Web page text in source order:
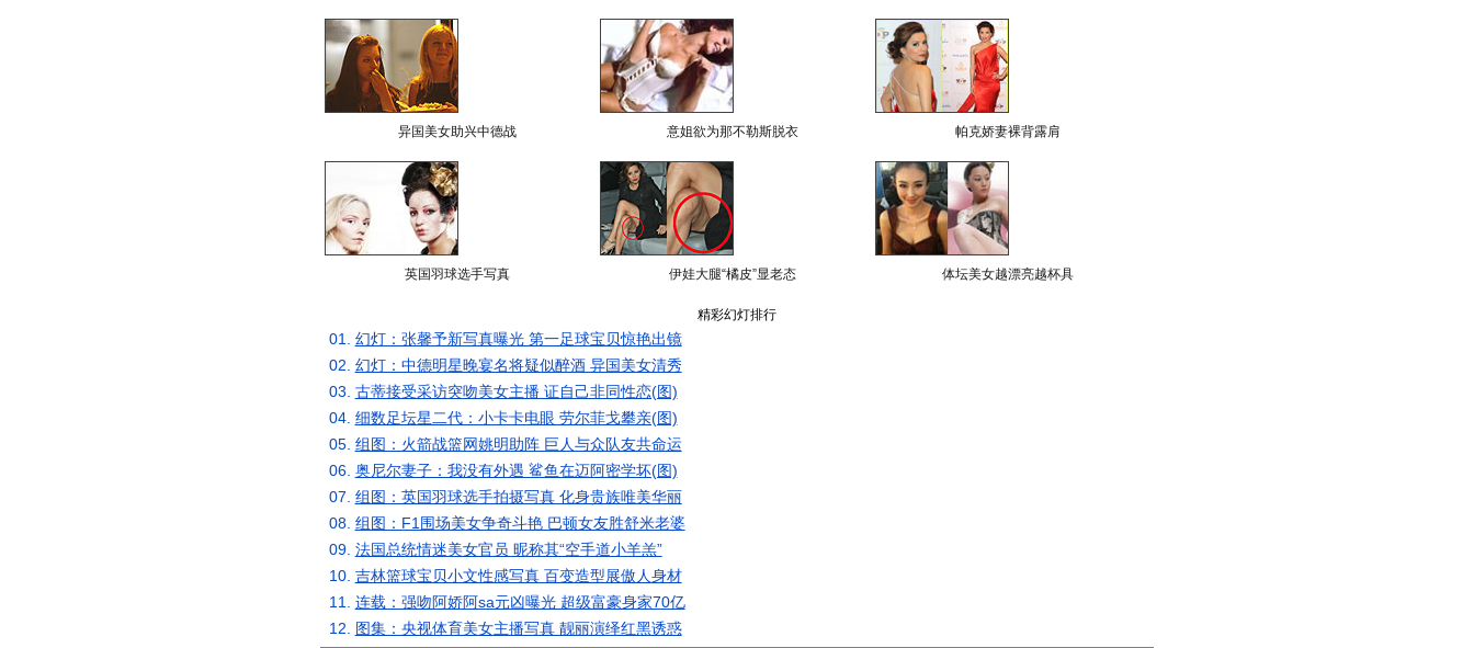
异国美女助兴中德战 意姐欲为那不勒斯脱衣 帕克娇妻裸背露肩
英国羽球选手写真 伊娃大腿“橘皮”显老态 体坛美女越漂亮越杯具
精彩幻灯排行
01. 幻灯：张馨予新写真曝光 第一足球宝贝惊艳出镜
02. 幻灯：中德明星晚宴名将疑似醉酒 异国美女清秀
03. 古蒂接受采访突吻美女主播 证自己非同性恋(图)
04. 细数足坛星二代：小卡卡电眼 劳尔菲戈攀亲(图)
05. 组图：火箭战篮网姚明助阵 巨人与众队友共命运
06. 奥尼尔妻子：我没有外遇 鲨鱼在迈阿密学坏(图)
07. 组图：英国羽球选手拍摄写真 化身贵族唯美华丽
08. 组图：F1围场美女争奇斗艳 巴顿女友胜舒米老婆
09. 法国总统情迷美女官员 昵称其“空手道小羊羔”
10. 吉林篮球宝贝小文性感写真 百变造型展傲人身材
11. 连载：强吻阿娇阿sa元凶曝光 超级富豪身家70亿
12. 图集：央视体育美女主播写真 靓丽演绎红黑诱惑